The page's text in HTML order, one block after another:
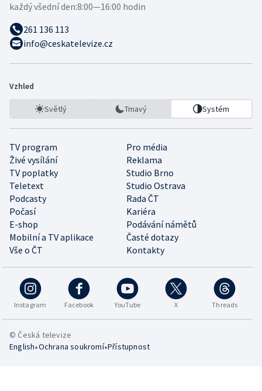
každý všední den:8:00—16:00 hodin
261 136 113
info@ceskatelevize.cz
Vzhled
Světlý Tmavý Systém
TV program
Pro média
Živé vysílání
Reklama
TV poplatky
Studio Brno
Teletext
Studio Ostrava
Podcasty
Rada ČT
Počasí
Kariéra
E-shop
Podávání námětů
Mobilní a TV aplikace
Časté dotazy
Vše o ČT
Kontakty
Instagram Facebook YouTube X Threads
© Česká televize
English•Ochrana soukromí•Přístupnost